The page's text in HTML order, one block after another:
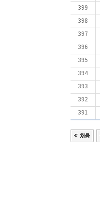
399
398
397
396
395
394
393
392
391